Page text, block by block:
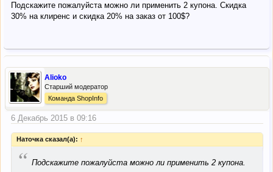
Подскажите пожалуйста можно ли применить 2 купона. Скидка
30% на клиренс и скидка 20% на заказ от 100$?
Alioko
Старший модератор
Команда ShopInfo
6 Декабрь 2015 в 09:16
Наточка сказал(а): ↑
“ Подскажите пожалуйста можно ли применить 2 купона.